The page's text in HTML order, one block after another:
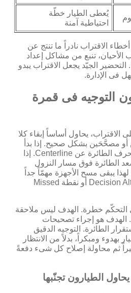
يُعطى الطيار خطّة
احتياطية آمنة
الاقتراب نادراً ما تنتج عن
تنبع من مشاكل إعداد
الجيّد يجعل الاقتراب يبدو
فى الإدارة.
التوجيه فى قمرة
الاقتراب، يحاول أساساً إبقاء كلا
مصحَّحَين بشكل صحيح. إذا بدأ
التوجيه الجانبى يتحرّك، تنحرف الطائرة عن Centerline. إذا
الطائرة فوق مسار النزول
يبقى مسح الأجهزة مهمّاً جداً
طوال الطريق حتى Decision Altitude أو نقطة Missed
التحكّم خطرة. الهدف ليس ملاحقة
الهدف هو إجراء تصحيحات
الطائرة. التوجيه الدقيق
بهدوء ومبكراً، بدلاً من الانتظار
ثم محاولة إصلاح كل شىء دفعةً
الطيارون تجنّبها